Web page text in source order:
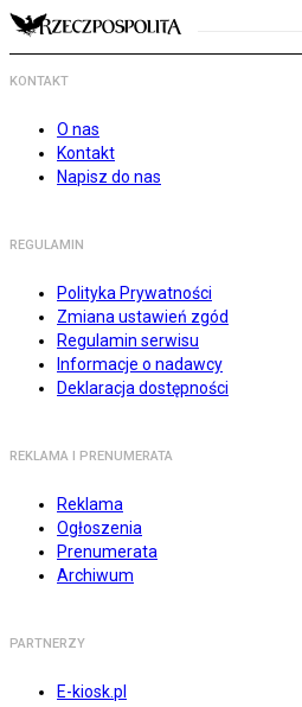
KONTAKT
O nas
Kontakt
Napisz do nas
REGULAMIN
Polityka Prywatności
Zmiana ustawień zgód
Regulamin serwisu
Informacje o nadawcy
Deklaracja dostępności
REKLAMA I PRENUMERATA
Reklama
Ogłoszenia
Prenumerata
Archiwum
PARTNERZY
E-kiosk.pl